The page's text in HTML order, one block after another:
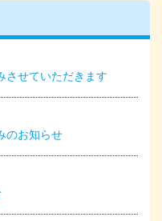
させていただきます
のお知らせ